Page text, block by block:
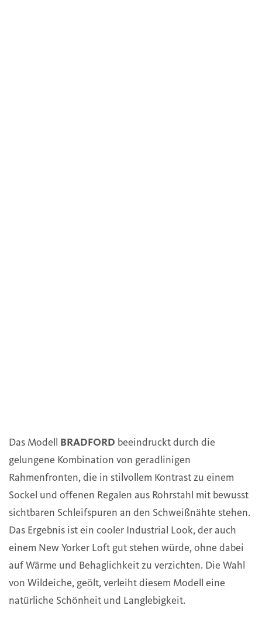
Das Modell BRADFORD beeindruckt durch die
gelungene Kombination von geradlinigen
Rahmenfronten, die in stilvollem Kontrast zu einem
Sockel und offenen Regalen aus Rohrstahl mit bewusst
sichtbaren Schleifspuren an den Schweißnähte stehen.
Das Ergebnis ist ein cooler Industrial Look, der auch
einem New Yorker Loft gut stehen würde, ohne dabei
auf Wärme und Behaglichkeit zu verzichten. Die Wahl
von Wildeiche, geölt, verleiht diesem Modell eine
natürliche Schönheit und Langlebigkeit.